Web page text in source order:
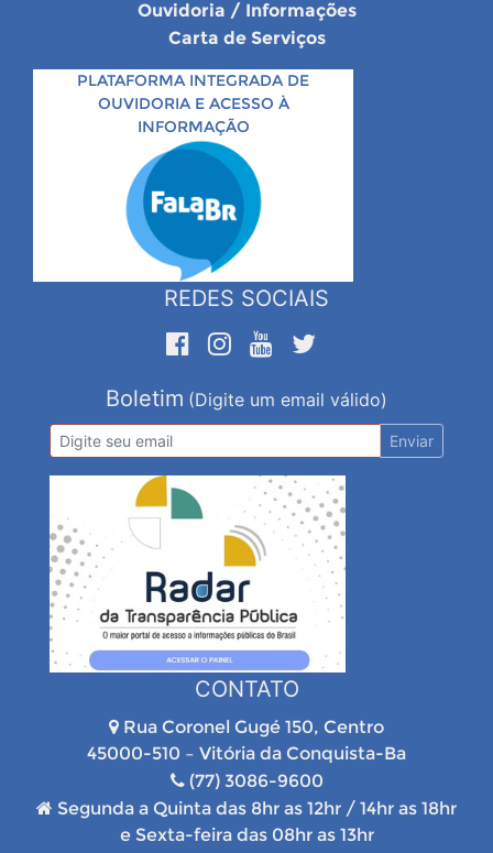
Ouvidoria / Informações
Carta de Serviços
PLATAFORMA INTEGRADA DE
OUVIDORIA E ACESSO À
INFORMAÇÃO
REDES SOCIAIS
Boletim (Digite um email válido)
Enviar
CONTATO
Rua Coronel Gugé 150, Centro
45000-510 – Vitória da Conquista-Ba
(77) 3086-9600
Segunda a Quinta das 8hr as 12hr / 14hr as 18hr
e Sexta-feira das 08hr as 13hr